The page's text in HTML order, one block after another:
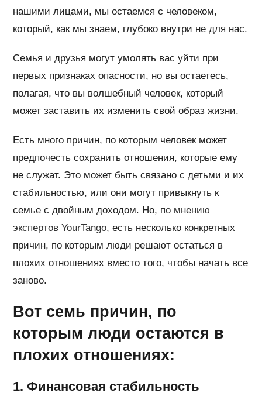
нашими лицами, мы остаемся с человеком,
который, как мы знаем, глубоко внутри не для нас.
Семья и друзья могут умолять вас уйти при
первых признаках опасности, но вы остаетесь,
полагая, что вы волшебный человек, который
может заставить их изменить свой образ жизни.
Есть много причин, по которым человек может
предпочесть сохранить отношения, которые ему
не служат. Это может быть связано с детьми и их
стабильностью, или они могут привыкнуть к
семье с двойным доходом. Но, по мнению
экспертов YourTango, есть несколько конкретных
причин, по которым люди решают остаться в
плохих отношениях вместо того, чтобы начать все
заново.
Вот семь причин, по
которым люди остаются в
плохих отношениях:
1. Финансовая стабильность